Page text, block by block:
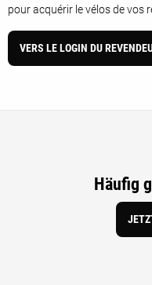
pour acquérir le vélos de vos
VERS LE LOGIN DU
Häufig